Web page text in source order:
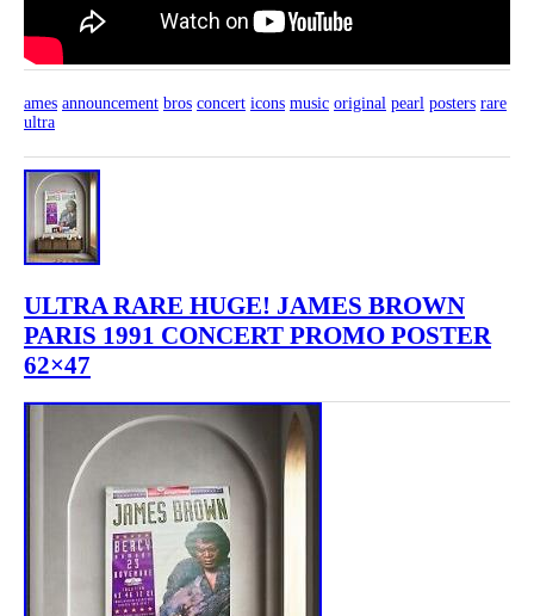
ames announcement bros concert icons music original pearl posters rare
ultra
ULTRA RARE HUGE! JAMES BROWN
PARIS 1991 CONCERT PROMO POSTER
62×47